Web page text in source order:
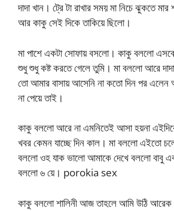
দাদা খান। ট্রে টা রাখার সময় মা নিচে ঝুকতে
আর কাকু সেই দিকে তাকিয়ে ছিলো।
মা পাশে একটা সোফায় বসলো। কাকু বললো
শুধু শুধু কষ্ট করতে গেলে তুমি। মা বললো আরে
তো আমার বাসায় আসেনি না কতো দিন পর
না পেয়ে তাই।
কাকু বললো আরে না এমনিতেই আসা হয়না
খবর কেমন যাচ্ছে দিন কাল। মা বললো এইতো
বললো ওহ যাক ভালো আমাকে দেখে বললো বাবু
বললো ৬ য়ে। porokia sex
কাকু বললো শালিনী আজ তাহলে আমি উঠি আরেক